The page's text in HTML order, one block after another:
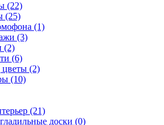
(22)
(25)
(1)
(3)
(2)
(6)
цветы (2)
(10)
(21)
доски (0)